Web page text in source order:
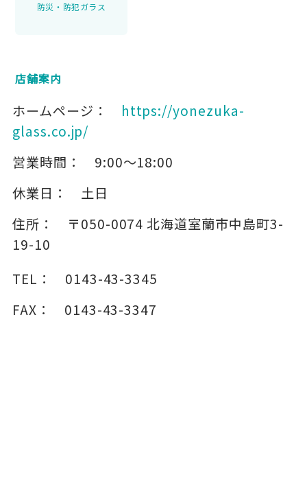
防災・防犯ガラス
店舗案内
ホームページ：
https://yonezuka-
glass.co.jp/
営業時間：
9:00～18:00
休業日：
土日
住所：
〒050-0074 北海道室蘭市中島町3-
19-10
TEL：
0143-43-3345
FAX：
0143-43-3347